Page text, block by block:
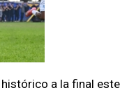
histórico a la final este